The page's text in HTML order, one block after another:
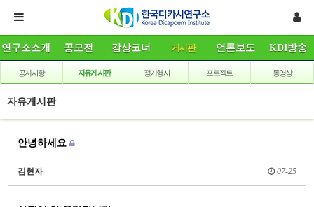
연구소소개 공모전 감상코너 게시판 언론보도 KDI방송
공지사항 자유게시판 정기행사 프로젝트 동영상
자유게시판
안녕하세요
김현자 07-25